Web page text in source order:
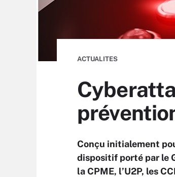
ACTUALITES
Conçu initialement
dispositif porté par le
la CPME, l’U2P, les